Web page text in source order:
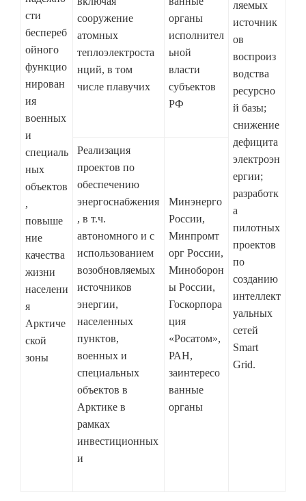
сти
беспереб
ойного
функцио
нирован
ия
военных
и
специаль
ных
объектов
,
повыше
ние
качества
жизни
населени
я
Арктиче
ской
зоны
сооружение
атомных
теплоэлектроста
нций, в том
числе плавучих
органы
исполнител
ьной
власти
субъектов
РФ
ляемых
источник
ов
воспроиз
водства
ресурсно
й базы;
снижение
дефицита
электроэн
ергии;
разработк
а
пилотных
проектов
по
созданию
интеллект
уальных
сетей
Smart
Grid.
Реализация
проектов по
обеспечению
энергоснабжения
, в т.ч.
автономного и с
использованием
возобновляемых
источников
энергии,
населенных
пунктов,
военных и
специальных
объектов в
Арктике в
рамках
инвестиционных
и
Минэнерго
России,
Минпромт
орг России,
Миноборон
ы России,
Госкорпора
ция
«Росатом»,
РАН,
заинтересо
ванные
органы